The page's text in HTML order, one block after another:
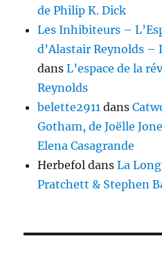
de Philip K. Dick
Les Inhibiteurs –
d’Alastair Reynolds –
dansL’espace de la
Reynolds
belette2911 dans
Gotham, de Joëlle
Elena Casagrande
Herbefol dansLa
Pratchett & Stephen